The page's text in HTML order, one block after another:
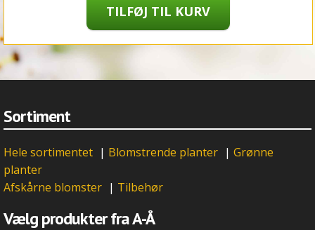
Sortiment
Hele sortimentet | Blomstrende planter | Grønne
planter
Afskårne blomster | Tilbehør
Vælg produkter fra A-Å